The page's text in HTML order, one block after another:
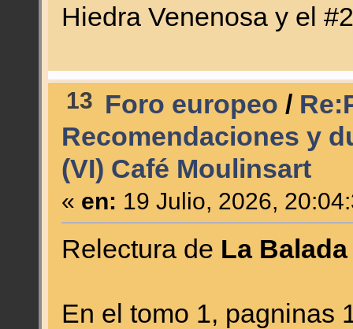
Hiedra Venenosa y el
13 Foro europeo /
Recomendaciones y
(VI) Café Moulinsart
« en: 19 Julio, 2026,
Relectura de La
En el tomo 1, pagninas